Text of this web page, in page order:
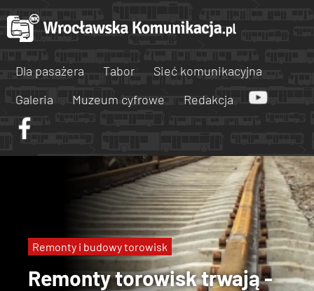
Dla pasażera Tabor
Sieć komunikacyjna
Galeria
Muzeum cyfrowe Redakcja
Remonty torowisk trwają -
Remonty i budowy torowisk